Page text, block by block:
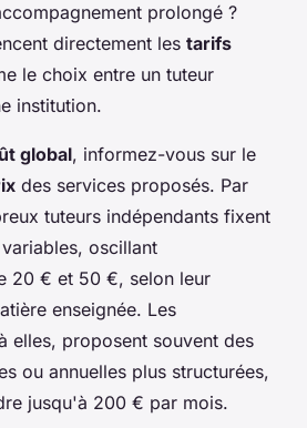
prolongé ?
directement les tarifs
le choix entre un tuteur
institution.
global, informez-vous sur le
des services proposés. Par
tuteurs indépendants fixent
oscillant
20 € et 50 €, selon leur
enseignée. Les
elles, proposent souvent des
ou annuelles plus structurées,
jusqu'à 200 € par mois.